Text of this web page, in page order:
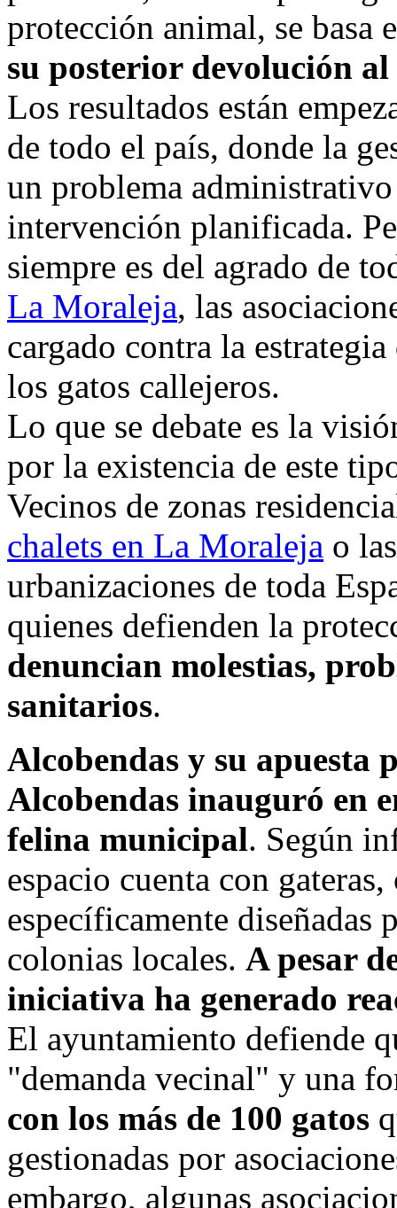
protección animal, se basa
su posterior devolución
Los resultados están
de todo el país, donde la
un problema
intervención planificada.
siempre es del agrado de
La Moraleja, las
cargado contra la
los gatos callejeros.
Lo que se debate es la
por la existencia de este
Vecinos de zonas
chalets en La Moraleja o
urbanizaciones de toda
quienes defienden la
denuncian molestias,
sanitarios.
Alcobendas y su apuesta
Alcobendas inauguró en
felina municipal. Según
espacio cuenta con
específicamente diseñadas
colonias locales. A pesar
iniciativa ha generado
El ayuntamiento defiende
"demanda vecinal" y una
con los más de 100 gatos
gestionadas por
embargo, algunas